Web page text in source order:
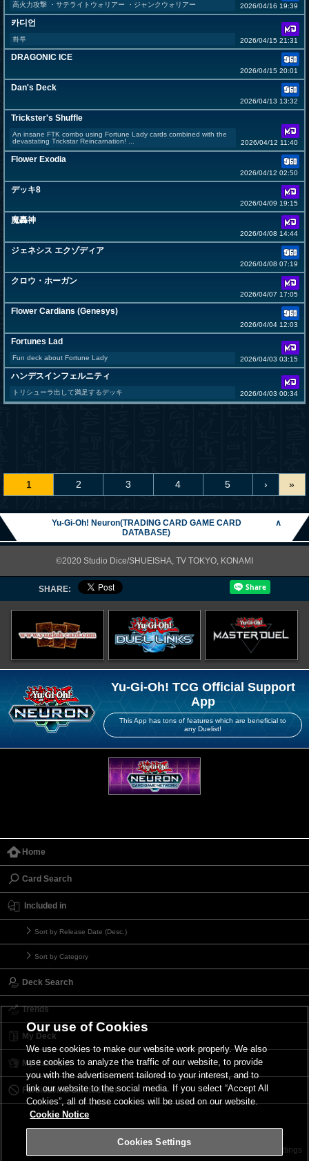
高火力攻撃 ・サテライトウォリアー ・ジャンクウォリアー 2026/04/16 19:39
카디언
화투 2026/04/15 21:31
DRAGONIC ICE
2026/04/15 20:01
Dan's Deck
2026/04/13 13:32
Trickster's Shuffle
An insane FTK combo using Fortune Lady cards combined with the
devastating Trickstar Reincarnation! ...
2026/04/12 11:40
Flower Exodia
2026/04/12 02:50
デッキ8
2026/04/09 19:15
魔轟神
2026/04/08 14:44
ジェネシス エクゾディア
2026/04/08 07:19
クロウ・ホーガン
2026/04/07 17:05
Flower Cardians (Genesys)
2026/04/04 12:03
Fortunes Lad
Fun deck about Fortune Lady 2026/04/03 03:15
ハンデスインフェルニティ
トリシューラ出して満足するデッキ 2026/04/03 00:34
1 2 3 4 5 › »
Yu-Gi-Oh! Neuron(TRADING CARD GAME CARD
DATABASE)
∧
©2020 Studio Dice/SHUEISHA, TV TOKYO, KONAMI
SHARE:
Yu-Gi-Oh! TCG Official Support
App
This App has tons of features which are beneficial to
any Duelist!
Home
Card Search
Included in
Sort by Release Date (Desc.)
Sort by Category
Deck Search
Trends
My Deck
My Card List
Forbidden & Limited List
Terms of Use Cookies Settings
Our use of Cookies
We use cookies to make our website work properly. We also
use cookies to analyze the traffic of our website, to provide
you with the advertisement tailored to your interest, and to
link our website to the social media. If you select “Accept All
Cookies”, all of these cookies will be used on our website.
Cookie Notice
Cookies Settings